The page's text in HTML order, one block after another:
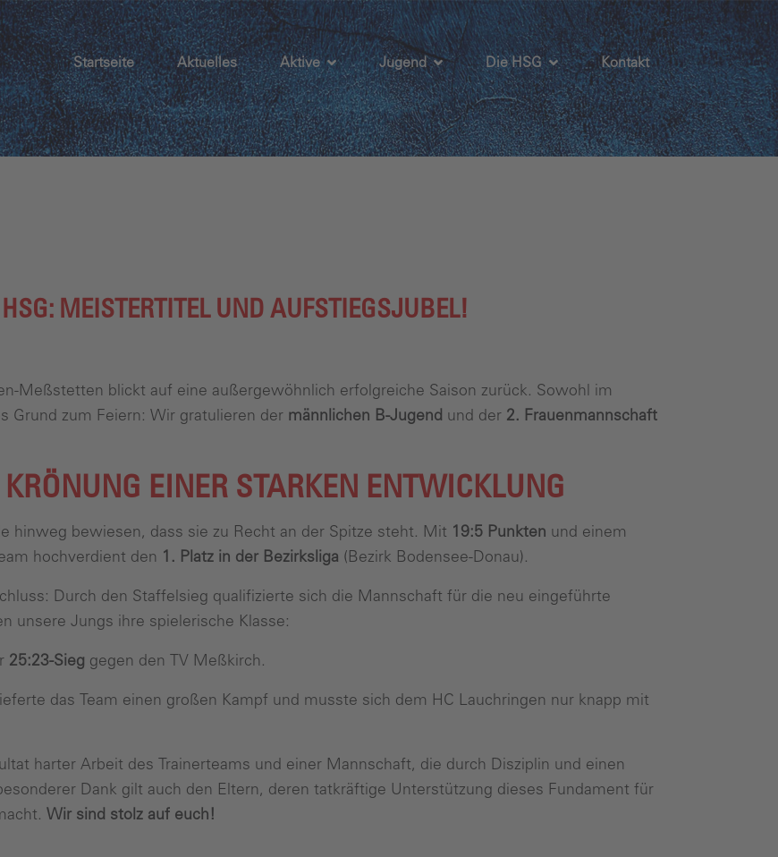
Startseite Aktuelles Aktive Jugend Die HSG Kontakt
MEISTERTITEL UND AUFSTIEGSJUBEL!
Meßstetten blickt auf eine außergewöhnlich erfolgreiche Saison zurück. Sowohl im
Grund zum Feiern: Wir gratulieren der männlichen B-Jugend und der 2. Frauenmannschaft
EINER STARKEN ENTWICKLUNG
hinweg bewiesen, dass sie zu Recht an der Spitze steht. Mit 19:5 Punkten und einem
hochverdient den 1. Platz in der Bezirksliga (Bezirk Bodensee-Donau).
Durch den Staffelsieg qualifizierte sich die Mannschaft für die neu eingeführte
unsere Jungs ihre spielerische Klasse:
25:23-Sieg gegen den TV Meßkirch.
das Team einen großen Kampf und musste sich dem HC Lauchringen nur knapp mit
harter Arbeit des Trainerteams und einer Mannschaft, die durch Disziplin und einen
Dank gilt auch den Eltern, deren tatkräftige Unterstützung dieses Fundament für
Wir sind stolz auf euch!